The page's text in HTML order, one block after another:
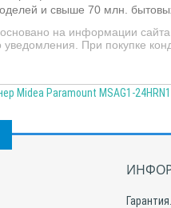
и свыше 70 млн.
на информации сайта
уведомления. При покупке
Midea Paramount MSAG1-